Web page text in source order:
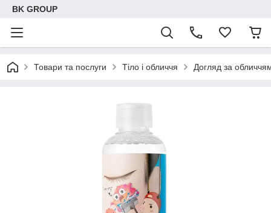
BK GROUP
Товари та послуги Тіло і обличчя Догляд за